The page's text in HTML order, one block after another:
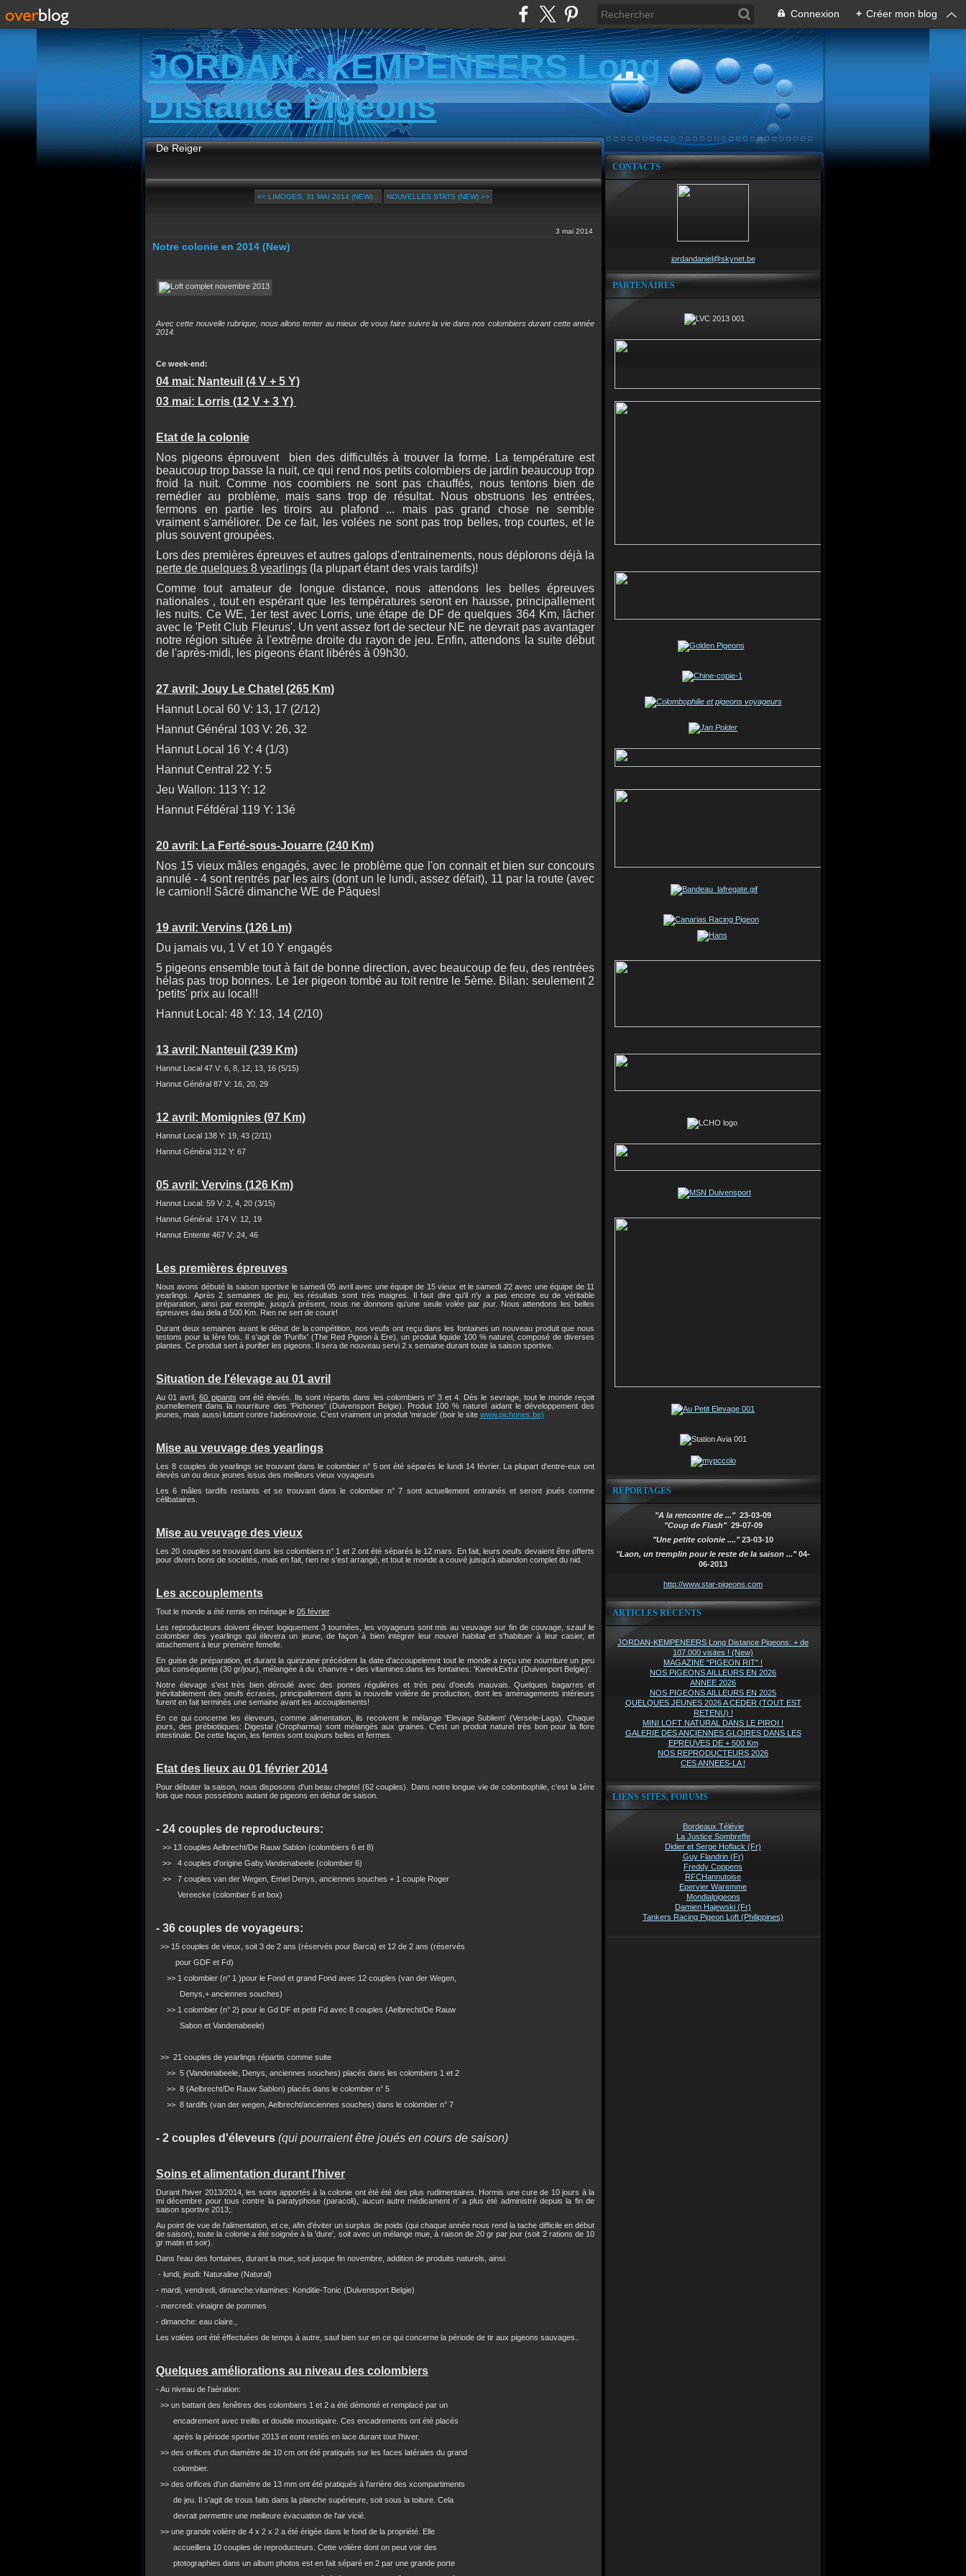
Connexion + Créer mon blog
JORDAN - KEMPENEERS Long
Distance Pigeons
De Reiger
<< LIMOGES, 31 MAI 2014 (NEW)... NOUVELLES STATS (NEW) >>
3 mai 2014
Notre colonie en 2014 (New)
Avec cette nouvelle rubrique, nous allons tenter au mieux de vous faire suivre la vie dans nos colombiers durant cette année
2014.
Ce week-end:
04 mai: Nanteuil (4 V + 5 Y)
03 mai: Lorris (12 V + 3 Y)
Etat de la colonie
Nos pigeons éprouvent bien des difficultés à trouver la forme. La température est
beaucoup trop basse la nuit, ce qui rend nos petits colombiers de jardin beaucoup trop
froid la nuit. Comme nos coombiers ne sont pas chauffés, nous tentons bien de
remédier au problème, mais sans trop de résultat. Nous obstruons les entrées,
fermons en partie les tiroirs au plafond ... mais pas grand chose ne semble
vraiment s'améliorer. De ce fait, les volées ne sont pas trop belles, trop courtes, et le
plus souvent groupées.
Lors des premières épreuves et autres galops d'entrainements, nous déplorons déjà la
perte de quelques 8 yearlings (la plupart étant des vrais tardifs)!
Comme tout amateur de longue distance, nous attendons les belles épreuves
nationales , tout en espérant que les températures seront en hausse, principallement
les nuits. Ce WE, 1er test avec Lorris, une étape de DF de quelques 364 Km, lâcher
avec le 'Petit Club Fleurus'. Un vent assez fort de secteur NE ne devrait pas avantager
notre région située à l'extrême droite du rayon de jeu. Enfin, attendons la suite début
de l'après-midi, les pigeons étant libérés à 09h30.
27 avril: Jouy Le Chatel (265 Km)
Hannut Local 60 V: 13, 17 (2/12)
Hannut Général 103 V: 26, 32
Hannut Local 16 Y: 4 (1/3)
Hannut Central 22 Y: 5
Jeu Wallon: 113 Y: 12
Hannut Féfdéral 119 Y: 13é
20 avril: La Ferté-sous-Jouarre (240 Km)
Nos 15 vieux mâles engagés, avec le problème que l'on connait et bien sur concours
annulé - 4 sont rentrés par les airs (dont un le lundi, assez défait), 11 par la route (avec
le camion!! Sâcré dimanche WE de Pâques!
19 avril: Vervins (126 Lm)
Du jamais vu, 1 V et 10 Y engagés
5 pigeons ensemble tout à fait de bonne direction, avec beaucoup de feu, des rentrées
hélas pas trop bonnes. Le 1er pigeon tombé au toit rentre le 5ème. Bilan: seulement 2
'petits' prix au local!!
Hannut Local: 48 Y: 13, 14 (2/10)
13 avril: Nanteuil (239 Km)
Hannut Local 47 V: 6, 8, 12, 13, 16 (5/15)
Hannut Général 87 V: 16, 20, 29
12 avril: Momignies (97 Km)
Hannut Local 138 Y: 19, 43 (2/11)
Hannut Général 312 Y: 67
05 avril: Vervins (126 Km)
Hannut Local: 59 V: 2, 4, 20 (3/15)
Hannut Général: 174 V: 12, 19
Hannut Entente 467 V: 24, 46
Les premières épreuves
Nous avons débuté la saison sportive le samedi 05 avril avec une équipe de 15 vieux et le samedi 22 avec une équipe de 11
yearlings. Après 2 semaines de jeu, les résultats sont très maigres. Il faut dire qu'il n'y a pas encore eu de véritable
préparation, ainsi par exemple, jusqu'à présent, nous ne donnons qu'une seule volée par jour. Nous attendons les belles
épreuves dau dela d 500 Km. Rien ne sert de courir!
Durant deux semaines avant le début de la compétition, nos veufs ont reçu dans les fontaines un nouveau produit que nous
testons pour la Ière fois. Il s'agit de 'Purifix' (The Red Pigeon à Ere), un produit liquide 100 % naturel, composé de diverses
plantes. Ce produit sert à purifier les pigeons. Il sera de nouveau servi 2 x semaine durant toute la saison sportive.
Situation de l'élevage au 01 avril
Au 01 avril,60 pipants ont été élevés. Ils sont répartis dans les colombiers n° 3 et 4. Dès le sevrage, tout le monde reçoit
journellement dans la nourriture des 'Pichones' (Duivensport Belgie). Produit 100 % naturel aidant le développement des
jeunes, mais aussi luttant contre l'adénovirose. C'est vraiment un produit 'miracle' (boir le site www.pichones.be)
Mise au veuvage des yearlings
Les 8 couples de yearlings se trouvant dans le colombier n° 5 ont été séparés le lundi 14 février. La plupart d'entre-eux ont
élevés un ou deux jeunes issus des meilleurs vieux voyageurs
Les 6 mâles tardifs restants et se trouvant dans le colombier n° 7 sont actuellement entrainés et seront joués comme
célibataires.
Mise au veuvage des vieux
Les 20 couples se trouvant dans les colombiers n° 1 et 2 ont été séparés le 12 mars. En fait, leurs oeufs devaient être offerts
pour divers bons de sociétés, mais en fait, rien ne s'est arrangé, et tout le monde a couvé juisqu'à abandon complet du nid.
Les accouplements
Tout le monde a été remis en ménage le 05 février.
Les reproducteurs doivent élever logiquement 3 tournées, les voyageurs sont mis au veuvage sur fin de couvage, szauf le
colombier des yearlings qui élevera un jeune, de façon à bien intégrer leur nouvel habitat et s'habituer à leur casier, et
attachement à leur première femelle.
En guise de préparation, et durant la quinzaine précédent la date d'accoupelemnt tout le monde a reçu une nourriture un peu
plus conséquente (30 gr/jour), mélangée à du chanvre + des vitamines:dans les fontaines: 'KweekExtra' (Duivenport Belgie)'.
Notre élevage s'est très bien déroulé avec des pontes régulières et très peu d'oeufs mauvais. Quelques bagarres et
inévitablement des oeufs écrasés, principallement dans la nouvelle volière de production, dont les aménagements intérieurs
furent en fait terminés une semaine avant les accouplements!
En ce qui concerne les éleveurs, comme alimentation, ils recoivent le mélange 'Elevage Subliem' (Versele-Laga). Chaque
jours, des prébiotiiques: Digestal (Oropharma) sont mélangés aux graines.
C'est un produit naturel très bon pour la flore
intestinale. De cette façon, les fientes sont toujours belles et fermes.
Etat des lieux au 01 février 2014
Pour débuter la saison, nous disposons d'un beau cheptel (62 couples). Dans notre longue vie de colombophile, c'est la 1ère
fois que nous possédons autant de pigeons en début de saison.
- 24 couples de reproducteurs:
>> 13 couples Aelbrecht/De Rauw Sablon (colombiers 6 et 8)
>> 4 couples d'origine Gaby.Vandenabeele (colombier 6)
>> 7 couples van der Wegen, Emiel Denys, anciennes souches + 1 couple Roger
Vereecke (colombier 6 et box)
- 36 couples de voyageurs:
>> 15 couples de vieux, soit 3 de 2 ans (réservés pour Barca) et 12 de 2 ans (réservés
pour GDF et Fd)
>> 1 colombier (n° 1 )pour le Fond et grand Fond avec 12 couples (van der Wegen,
Denys,+ anciennes souches)
>> 1 colombier (n° 2) pour le Gd DF et petit Fd avec 8 couples (Aelbrecht/De Rauw
Sabon et Vandenabeele)
>> 21 couples de yearlings répartis comme suite
>> 5 (Vandenabeele, Denys, anciennes souches) placés dans les colombiers 1 et 2
>> 8 (Aelbrecht/De Rauw Sablon) placés dans le colombier n° 5
>> 8 tardifs (van der wegen, Aelbrecht/anciennes souches) dans le colombier n° 7
- 2 couples d'éleveurs (qui pourraient être joués en cours de saison)
Soins et alimentation durant l'hiver
Durant l'hiver 2013/2014, les soins apportés à la colonie ont été été des plus rudimentaires. Hormis une cure de 10 jours à la
mi décembre pour tous contre la paratyphose (paracoli), aucun autre médicament n' a plus été administré depuis la fin de
saison sportive 2013;.
Au point de vue de l'alimentation, et ce, afin d'éviter un surplus de poids (qui chaque année nous rend la tache difficile en début
de saison), toute la colonie a été soignée à la 'dure', soit avec un mélange mue, à raison de 20 gr par jour (soit 2 rations de 10
gr matin et soir).
Dans l'eau des fontaines, durant la mue, soit jusque fin novembre, addition de produits naturels, ainsi:
- lundi, jeudi: Naturaline (Natural)
- mardi, vendredi, dimanche:vitamines: Konditie-Tonic (Duivensport Belgie)
- mercredi: vinaigre de pommes
- dimanche: eau claire.,
Les volées ont été éffectuées de temps à autre, sauf bien sur en ce qui concerne la période de tir aux pigeons sauvages..
Quelques améliorations au niveau des colombiers
- Au niveau de l'aération:
>> un battant des fenêtres des colombiers 1 et 2 a été démonté et remplacé par un
encadrement avec treillis et double moustiqaire. Ces encadrements ont été placés
après la période sportive 2013 et eont restés en lace durant tout l'hiver.
>> des orifices d'un diamètre de 10 cm ont été pratiqués sur les faces latérales du grand
colombier.
>> des orifices d'un diamètre de 13 mm ont été pratiqués à l'arrière des xcompartiments
de jeu. Il s'agit de trous faits dans la planche supérieure, soit sous la toiture. Cela
devrait permettre une meilleure évacuation de l'air vicié.
>> une grande volière de 4 x 2 x 2 a été érigée dans le fond de la propriété. Elle
accueillera 10 couples de reproducteurs. Cette volière dont on peut voir des
ptotographies dans un album photos est en fait séparé en 2 par une grande porte
CONTACTS
jordandaniel@skynet.be
PARTENAIRES
REPORTAGES
"A la rencontre de ..." 23-03-09
"Coup de Flash"29-07-09
"Une petite colonie ...."23-03-10
"Laon, un tremplin pour le reste de la saison ..."04-
06-2013
http://www.star-pigeons.com
ARTICLES RÉCENTS
JORDAN-KEMPENEERS Long Distance Pigeons: + de
107.000 visites ! (New)
MAGAZINE "PIGEON RIT" !
NOS PIGEONS AILLEURS EN 2026
ANNEE 2026
NOS PIGEONS AILLEURS EN 2025
QUELQUES JEUNES 2026 A CEDER (TOUT EST
RETENU) !
MINI LOFT NATURAL DANS LE PIROI !
GALERIE DES ANCIENNES GLOIRES DANS LES
EPREUVES DE + 500 Km
NOS REPRODUCTEURS 2026
CES ANNEES-LA !
LIENS SITES, FORUMS
Bordeaux Télévie
La Justice Sombreffe
Didier et Serge Hoflack (Fr)
Guy Flandrin (Fr)
Freddy Coppens
RFCHannutoise
Epervier Waremme
Mondialpigeons
Damien Hajewski (Fr)
Tankers Racing Pigeon Loft (Philippines)